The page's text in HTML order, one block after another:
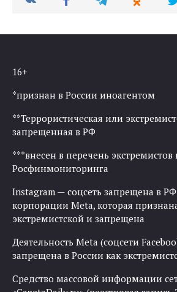
16+
*признан в России иноагентом
**Террористическая или
запрещенная в РФ
***внесен в перечень экстремистов
Росфинмониторинга
Instagram — соцсеть запрещена в
корпорации Meta, которая
экстремистской и запрещена
Деятельность Meta (соцсети
запрещена в России как
Средство массовой информации